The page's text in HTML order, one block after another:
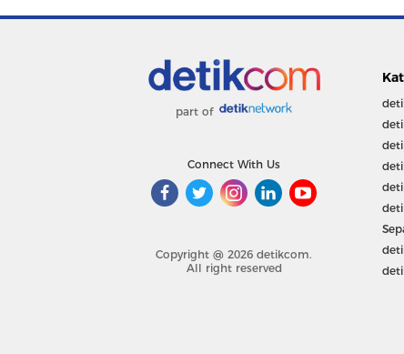
part of
Connect With Us
Copyright @ 2026 detikcom.
All right reserved